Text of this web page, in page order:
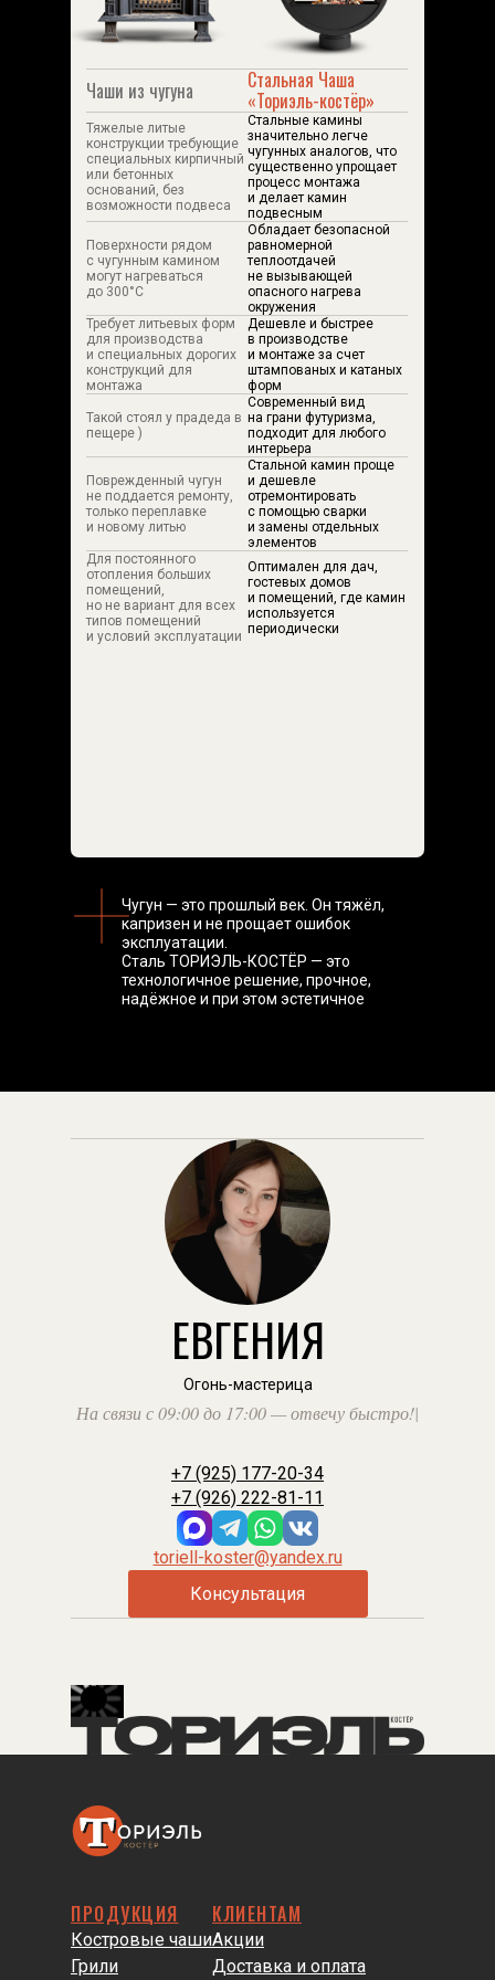
Чаши из чугуна Стальная Чаша
«Ториэль-костёр»
Тяжелые литые
конструкции требующие
специальных кирпичный
или бетонных
оснований, без
возможности подвеса
Стальные камины
значительно легче
чугунных аналогов, что
существенно упрощает
процесс монтажа
и делает камин
подвесным
Поверхности рядом
с чугунным камином
могут нагреваться
до 300°C
Обладает безопасной
равномерной
теплоотдачей
не вызывающей
опасного нагрева
окружения
Требует литьевых форм
для производства
и специальных дорогих
конструкций для
монтажа
Дешевле и быстрее
в производстве
и монтаже за счет
штампованых и катаных
форм
Такой стоял у прадеда в
пещере )
Современный вид
на грани футуризма,
подходит для любого
интерьера
Поврежденный чугун
не поддается ремонту,
только переплавке
и новому литью
Стальной камин проще
и дешевле
отремонтировать
с помощью сварки
и замены отдельных
элементов
Для постоянного
отопления больших
помещений,
но не вариант для всех
типов помещений
и условий эксплуатации
Оптимален для дач,
гостевых домов
и помещений, где камин
используется
периодически
Чугун — это прошлый век. Он тяжёл,
капризен и не прощает ошибок
эксплуатации.
Сталь ТОРИЭЛЬ-КОСТЁР — это
технологичное решение, прочное,
надёжное и при этом эстетичное
ЕВГЕНИЯ
Огонь-мастерица
На связи с 09:00 до 17:00 — отвечу быстро!|
+7 (925) 177-20-34
+7 (926) 222-81-11
toriell-koster@yandex.ru
Консультация
ПРОДУКЦИЯ
Костровые чаши
Грили
КЛИЕНТАМ
Акции
Доставка и оплата